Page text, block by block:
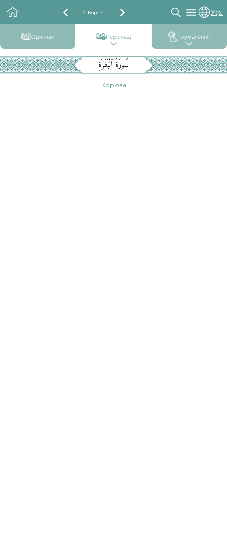
2. Корова Укр.
Оригінал Переклад Тлумачення
سُورَةُ ٱلْبَقَرَةِ
Корова